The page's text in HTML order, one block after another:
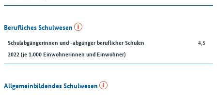
Berufliches Schulwesen
Schulabgängerinnen und -abgänger beruflicher Schulen
2022 (je 1.000 Einwohnerinnen und Einwohner)
4,5
Allgemeinbildendes Schulwesen